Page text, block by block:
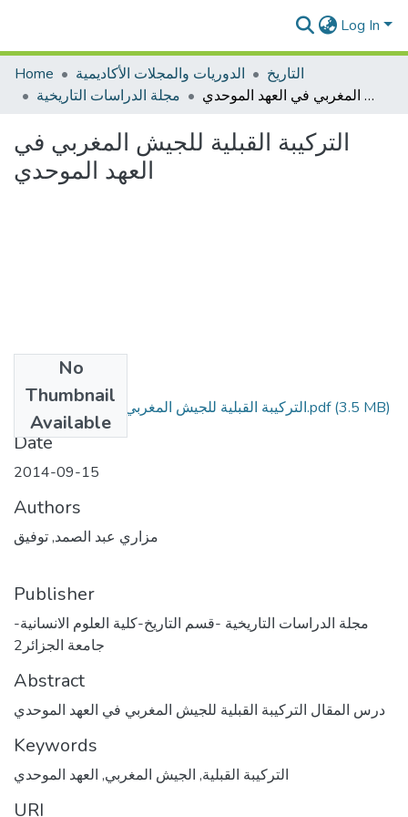
Log In
Home الدوريات والمجلات الأكاديمية
التاريخ
مجلة الدراسات التاريخية
التركيبة القبلية للجيش المغربي في العهد الموحدي
التركيبة القبلية للجيش المغربي في
العهد الموحدي
No
Thumbnail
Available
التركيبة القبلية للجيش المغربي في العهد الموحدي.pdf(3.5 MB)
Date
2014-09-15
Authors
مزاري عبد الصمد, توفيق
Publisher
مجلة الدراسات التاريخية -قسم التاريخ-كلية العلوم الانسانية-
جامعة الجزائر2
Abstract
درس المقال التركيبة القبلية للجيش المغربي في العهد الموحدي
Keywords
التركيبة القبلية, الجيش المغربي, العهد الموحدي
URI